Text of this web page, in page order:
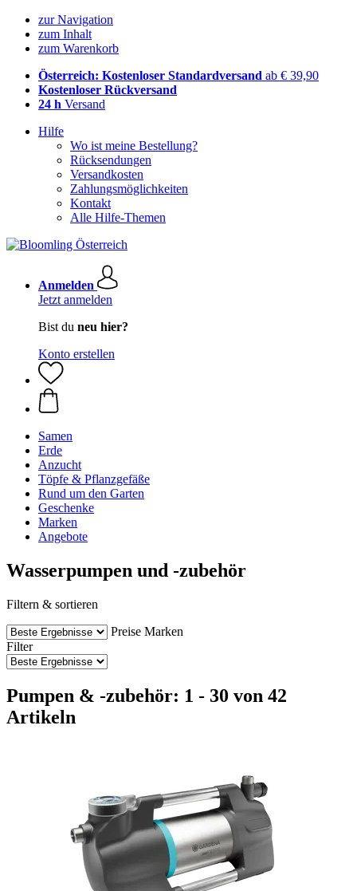
zur Navigation
zum Inhalt
zum Warenkorb
Österreich: Kostenloser Standardversand ab € 39,90
Kostenloser Rückversand
24 h Versand
Hilfe
Wo ist meine Bestellung?
Rücksendungen
Versandkosten
Zahlungsmöglichkeiten
Kontakt
Alle Hilfe-Themen
Anmelden
Jetzt anmelden
Bist du neu hier?
Konto erstellen
Samen
Erde
Anzucht
Töpfe & Pflanzgefäße
Rund um den Garten
Geschenke
Marken
Angebote
Wasserpumpen und -zubehör
Filtern & sortieren
Preise Marken
Filter
Pumpen & -zubehör: 1 - 30 von 42
Artikeln